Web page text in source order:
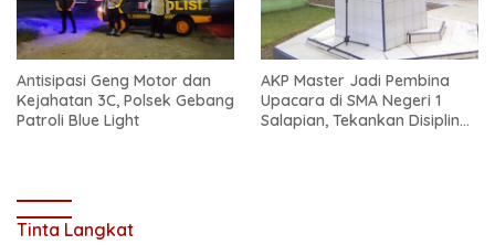
Antisipasi Geng Motor dan
Kejahatan 3C, Polsek Gebang
Patroli Blue Light
AKP Master Jadi Pembina
Upacara di SMA Negeri 1
Salapian, Tekankan Disiplin
Tinta Langkat